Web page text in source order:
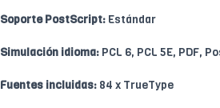
Soporte PostScript: Estándar
Simulación idioma: PCL 6, PCL 5E, PDF,
Fuentes incluidas: 84 x TrueType